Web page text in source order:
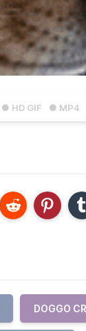
● HD GIF ● MP4
DOGGO